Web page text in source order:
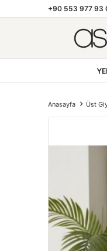
+90 553 977 93
Anasayfa Üst